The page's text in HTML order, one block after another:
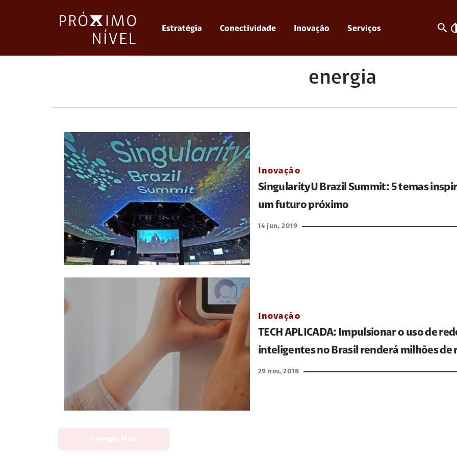
Estratégia Conectividade Inovação Serviços search
energia
Inovação
SingularityU Brazil Summit: 5 temas
um futuro próximo
14 jun, 2019
Inovação
TECH APLICADA: Impulsionar o uso de
inteligentes no Brasil renderá milhões de
29 nov, 2018